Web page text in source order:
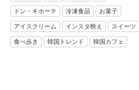
ドン・キホーテ 冷凍食品 お菓子
アイスクリーム インスタ映え スイーツ
食べ歩き 韓国トレンド 韓国カフェ